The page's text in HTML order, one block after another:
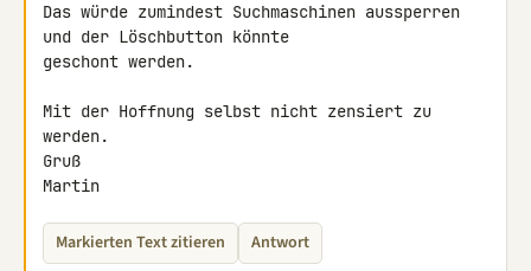
Das würde zumindest Suchmaschinen aussperren
und der Löschbutton könnte
geschont werden.
Mit der Hoffnung selbst nicht zensiert zu
werden.
Gruß
Martin
Markierten Text zitieren Antwort